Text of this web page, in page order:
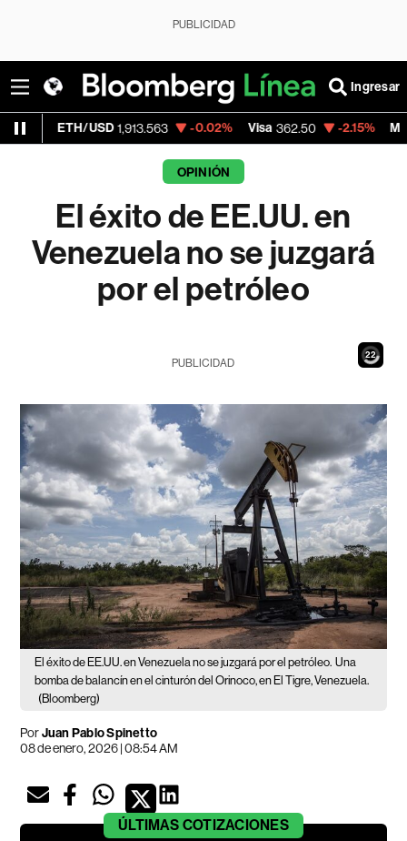
PUBLICIDAD
Ingresar
1,913.563 -0.02% Visa 362.50 -2.15% MercadoLibre
OPINIÓN
El éxito de EE.UU. en
Venezuela no se juzgará
por el petróleo
20
PUBLICIDAD
El éxito de EE.UU. en Venezuela no se juzgará por el petróleo. Una
bomba de balancín en el cinturón del Orinoco, en El Tigre, Venezuela.
(Bloomberg)
PorJuan Pablo Spinetto
08 de enero, 2026 | 08:54 AM
ÚLTIMAS COTIZACIONES